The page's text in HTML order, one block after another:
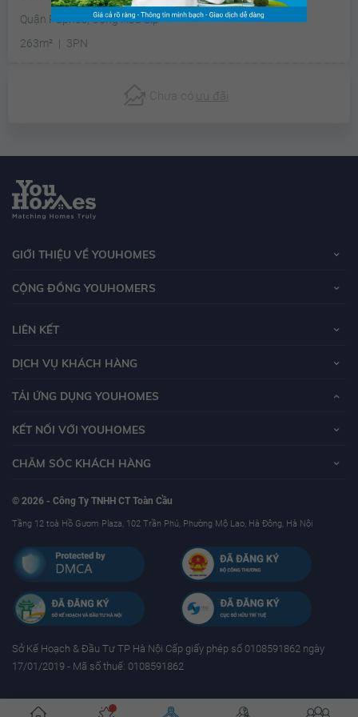
Quận Paphos, Cộng Hoà Síp
263m²
3PN
Chưa có ưu đãi
GIỚI THIỆU VỀ YOUHOMES
CỘNG ĐỒNG YOUHOMERS
LIÊN KẾT
DỊCH VỤ KHÁCH HÀNG
TẢI ỨNG DỤNG YOUHOMES
KẾT NỐI VỚI YOUHOMES
CHĂM SÓC KHÁCH HÀNG
© 2026 - Công Ty TNHH CT Toàn Cầu
Tầng 12 toà Hồ Gươm Plaza, 102 Trần Phú, Phường Mộ Lao, Hà Đông, Hà Nội
Sở Kế Hoạch & Ðầu Tư TP Hà Nội Cấp giấy phép số 0108591862 ngày
17/01/2019 - Mã số thuế: 0108591862